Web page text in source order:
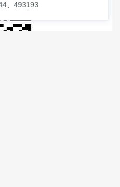
、493193